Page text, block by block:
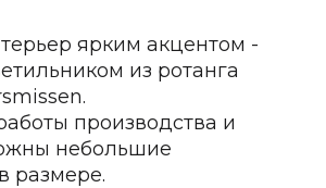
и комплектация по вашему
и инженерия
и комплектация по вашему
ярким акцентом -
из ротанга
производства и
небольшие
размере.